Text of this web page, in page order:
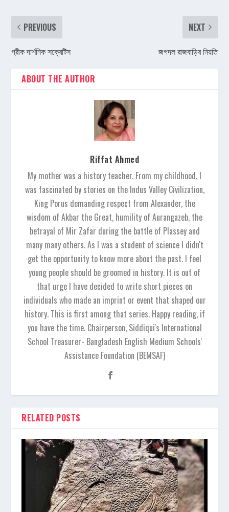
PREVIOUS
গ্রীক দার্শনিক সক্রেটিস
NEXT
জগদল রাজবাড়ির নিয়তি
ABOUT THE AUTHOR
Riffat Ahmed
My mother was a history teacher. From my childhood, I
was fascinated by stories on the Indus Valley Civilization,
King Porus demanding respect from Alexander, the
wisdom of Akbar the Great, humility of Aurangazeb, the
betrayal of Mir Zafar during the battle of Plassey and
many many others. As I was a student of science I didn't
get the opportunity to know more about the past. I feel
young people should be groomed in history. It is out of
that urge I have decided to write short pieces on
individuals who made an imprint or event that shaped our
history. This is first among that series. Happy reading, if
you have the time. Chairperson, Siddiqui's International
School Treasurer- Bangladesh English Medium Schools'
Assistance Foundation (BEMSAF)
RELATED POSTS